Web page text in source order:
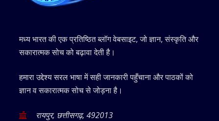
मध्य भारत की एक प्रतिष्ठित ब्लॉग वेबसाइट, जो ज्ञान, संस्कृति और
सकारात्मक सोच को बढ़ावा देती है।
हमारा उद्देश्य सरल भाषा में सही जानकारी पहुँचाना और पाठकों को
ज्ञान व सकारात्मक सोच से जोड़ना है।
रायपुर, छत्तीसगढ़, 492013